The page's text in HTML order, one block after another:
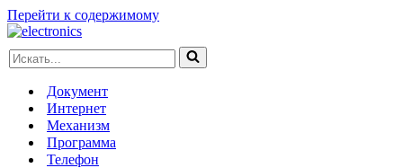
Перейти к содержимому
Искать...
Документ
Интернет
Механизм
Программа
Телефон